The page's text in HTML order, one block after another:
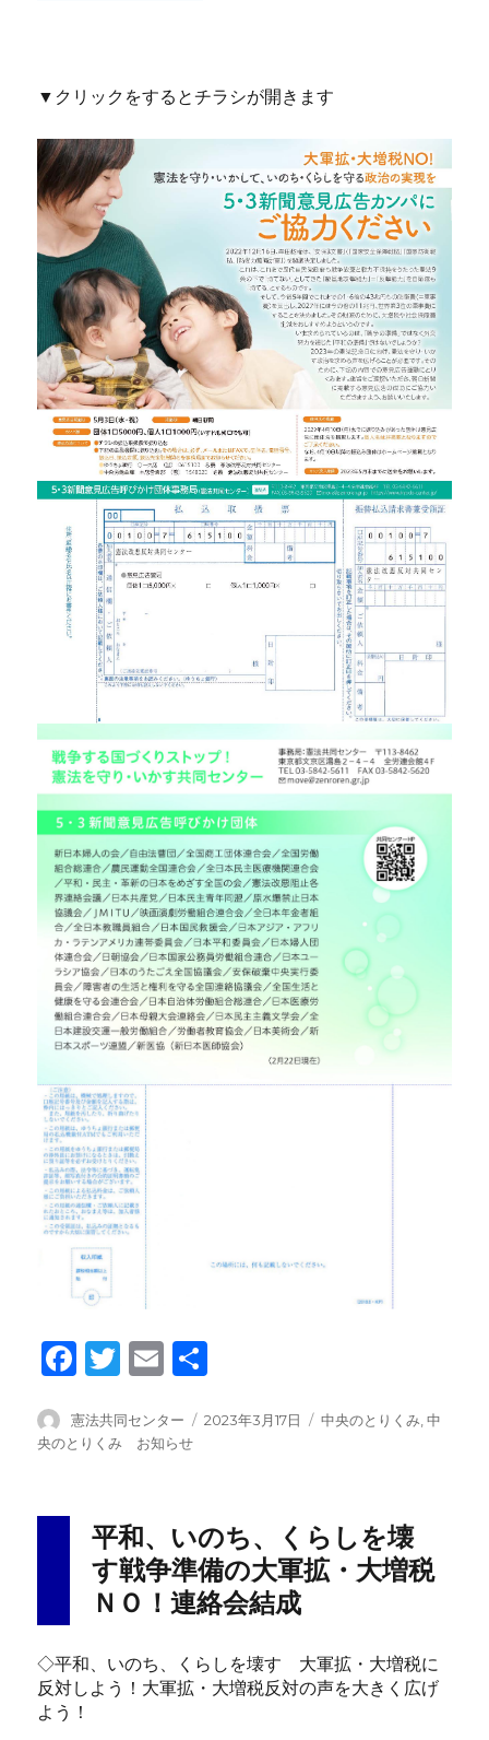
▼クリックをするとチラシが開きます
F
a
c
e
o
o
T
wi
tt
er
E
m
ail
投
稿
憲法共同センター
投
2023年3月17日
カ
中央のとりくみ ,中
央のとりくみ お知らせ
平和、いのち、くらしを壊
す戦争準備の大軍拡・大増税
ＮＯ！連絡会結成
◇平和、いのち、くらしを壊す 大軍拡・大増税に
反対しよう！大軍拡・大増税反対の声を大きく広げ
よう！